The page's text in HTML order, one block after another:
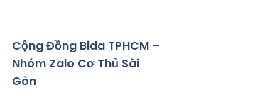
Cộng Đồng Bida TPHCM –
Nhóm Zalo Cơ Thủ Sài
Gòn